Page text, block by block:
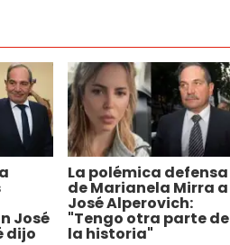
José
dijo
La polémica defensa
de Marianela Mirra a
José Alperovich:
"Tengo otra parte de
la historia"